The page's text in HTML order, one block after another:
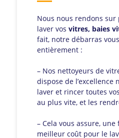
Nous nous rendons sur
laver vos vitres, baies
fait, notre débarras
entièrement :
– Nos nettoyeurs de
dispose de l’excellence
laver et rincer toutes
au plus vite, et les
– Cela vous assure,
meilleur coût pour le